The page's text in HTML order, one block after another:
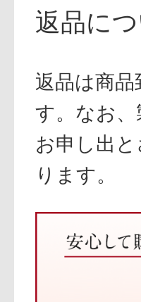
返品に
返品は商
す。なお
お申し出
ります。